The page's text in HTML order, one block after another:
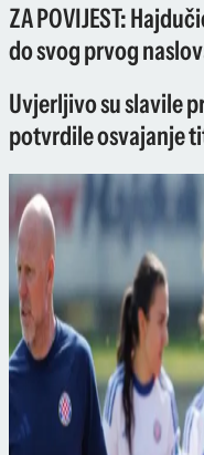
ZA POVIJEST:
do svog prvog
Uvjerljivo su slavile
potvrdile osvajanje